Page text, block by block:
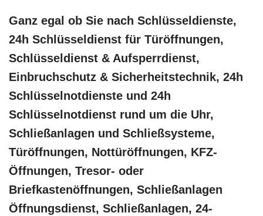
Ganz egal ob Sie nach Schlüsseldienste,
24h Schlüsseldienst für Türöffnungen,
Schlüsseldienst & Aufsperrdienst,
Einbruchschutz & Sicherheitstechnik, 24h
Schlüsselnotdienste und 24h
Schlüsselnotdienst rund um die Uhr,
Schließanlagen und Schließsysteme,
Türöffnungen, Nottüröffnungen, KFZ-
Öffnungen, Tresor- oder
Briefkastenöffnungen, Schließanlagen
Öffnungsdienst, Schließanlagen, 24-